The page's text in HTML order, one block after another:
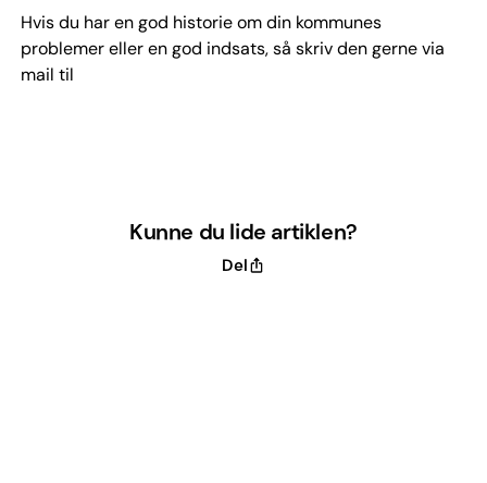
Hvis du har en god historie om din kommunes
problemer eller en god indsats, så skriv den gerne via
mail til
Kunne du lide artiklen?
Del